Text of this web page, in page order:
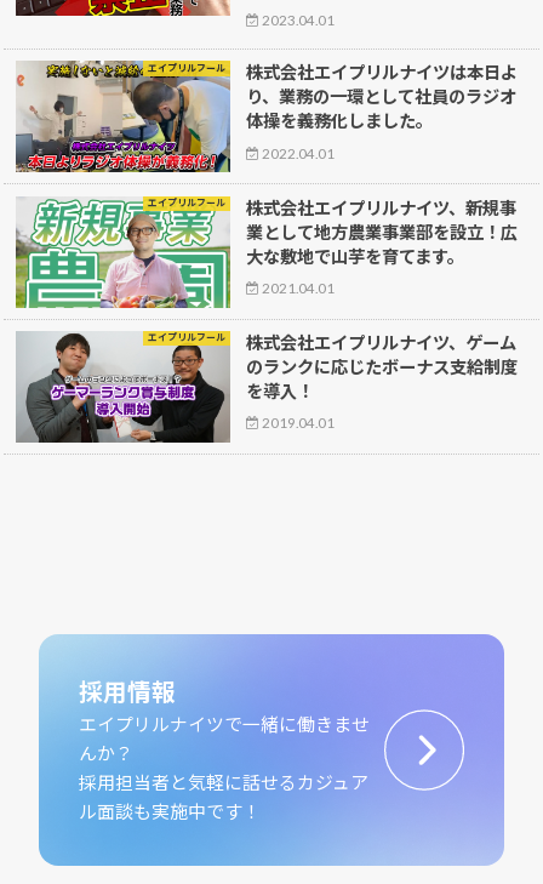
2023.04.01
エイプリルフール
株式会社エイプリルナイツは本日よ
り、業務の一環として社員のラジオ
体操を義務化しました。
2022.04.01
エイプリルフール
株式会社エイプリルナイツ、新規事
業として地方農業事業部を設立！広
大な敷地で山芋を育てます。
2021.04.01
エイプリルフール
株式会社エイプリルナイツ、ゲーム
のランクに応じたボーナス支給制度
を導入！
2019.04.01
採用情報
エイプリルナイツで一緒に働きませ
んか？
採用担当者と気軽に話せるカジュア
ル面談も実施中です！